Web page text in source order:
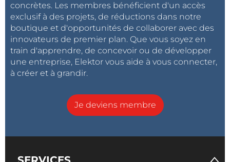
concrètes. Les membres bénéficient d'un accès
exclusif à des projets, de réductions dans notre
boutique et d'opportunités de collaborer avec des
innovateurs de premier plan. Que vous soyez en
train d'apprendre, de concevoir ou de développer
une entreprise, Elektor vous aide à vous connecter,
à créer et à grandir.
Je deviens membre